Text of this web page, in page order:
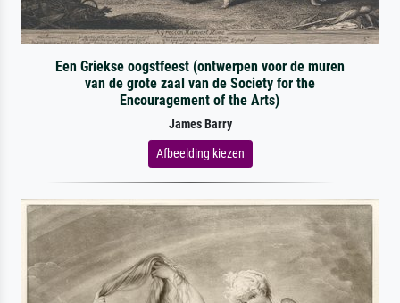
Een Griekse oogstfeest (ontwerpen voor de muren
van de grote zaal van de Society for the
Encouragement of the Arts)
James Barry
Afbeelding kiezen